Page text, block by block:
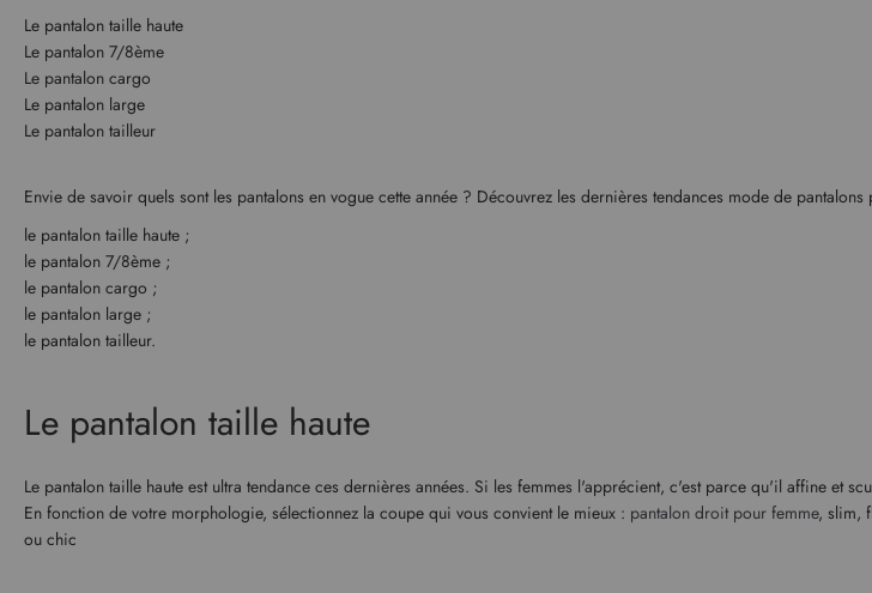
Le pantalon taille haute
Le pantalon 7/8ème
Le pantalon cargo
Le pantalon large
Le pantalon tailleur
Envie de savoir quels sont les pantalons en vogue cette année ? Découvrez les dernières tendances mode de pantalons
le pantalon taille haute ;
le pantalon 7/8ème ;
le pantalon cargo ;
le pantalon large ;
le pantalon tailleur.
Le pantalon taille haute
Le pantalon taille haute est ultra tendance ces dernières années. Si les femmes l'apprécient, c'est parce qu'il affine et
En fonction de votre morphologie, sélectionnez la coupe qui vous convient le mieux : pantalon droit pour femme, slim,
ou chic